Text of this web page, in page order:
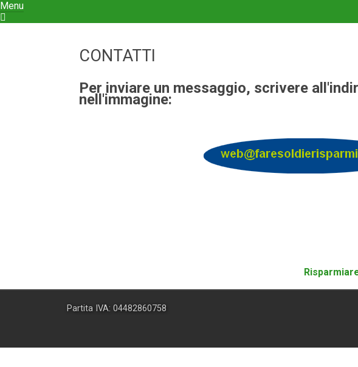
Skip
to
Menu
CONTATTI
Per inviare un messaggio, scrivere
nell'immagine:
Partita IVA: 04482860758